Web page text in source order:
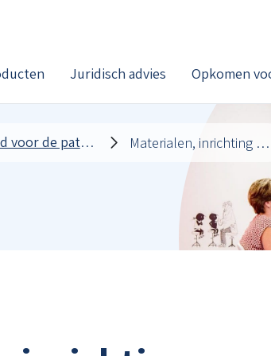
Juridisch advies Opkomen
de patiënt Materialen, inrichting en processen beter organiseren